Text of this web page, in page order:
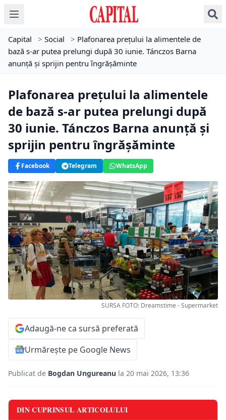
Capital > Social > Plafonarea prețului la alimentele de
bază s-ar putea prelungi după 30 iunie. Tánczos Barna
anunță și sprijin pentru îngrășăminte
Plafonarea prețului la alimentele
de bază s-ar putea prelungi după
30 iunie. Tánczos Barna anunță și
sprijin pentru îngrășăminte
Facebook Telegram WhatsApp
SURSA FOTO: Dreamstime - Supermarket
Adaugă-ne ca sursă preferată
Urmărește pe Google News
Publicat de Bogdan Ungureanu la 20 mai 2026, 13:36
DIN CUPRINSUL ARTICOLULUI